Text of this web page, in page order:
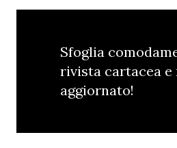
Sfoglia
rivista cartacea e
aggiornato!